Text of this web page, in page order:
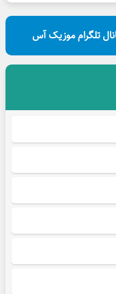
تلگرام موزیک آس